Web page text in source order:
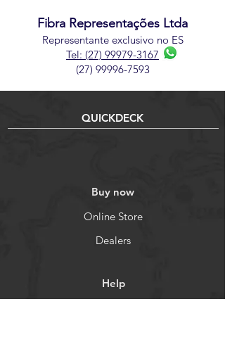
Fibra Representações Ltda
Representante exclusivo no ES
Tel: (27) 99979-3167
(27) 99996-7593
QUICKDECK
Buy now
Online Store
Dealers
Help